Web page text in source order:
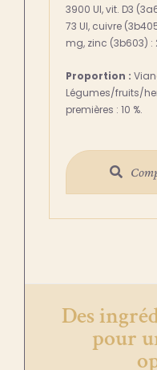
3900 UI, vit. D3
73 UI, cuivre
mg, zinc (3b603) :
Proportion :
Légumes/fruits/
premières : 10 %.
Des
pour